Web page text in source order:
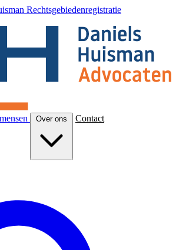
Rechtsgebiedenregistratie
Over ons Contact